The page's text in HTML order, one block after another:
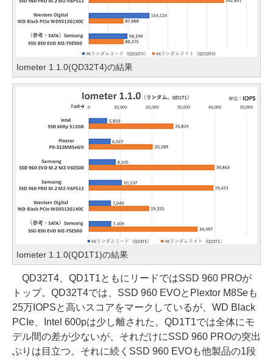
Iometer 1.1.0(QD32T4)の結果
Iometer 1.1.0(QD1T1)の結果
QD32T4、QD1T1ともにリードではSSD 960 PROが
トップ。QD32T4では、SSD 960 EVOとPlextor M8Seも
25万IOPSと高いスコアをマークしているが、WD Black
PCIe、Intel 600pは少し離された。QD1T1では全体にモ
デル間の差が少ないが、それだけにSSD 960 PROの突出
ぶりは目立つ。それに続くSSD 960 EVOも他製品の1段